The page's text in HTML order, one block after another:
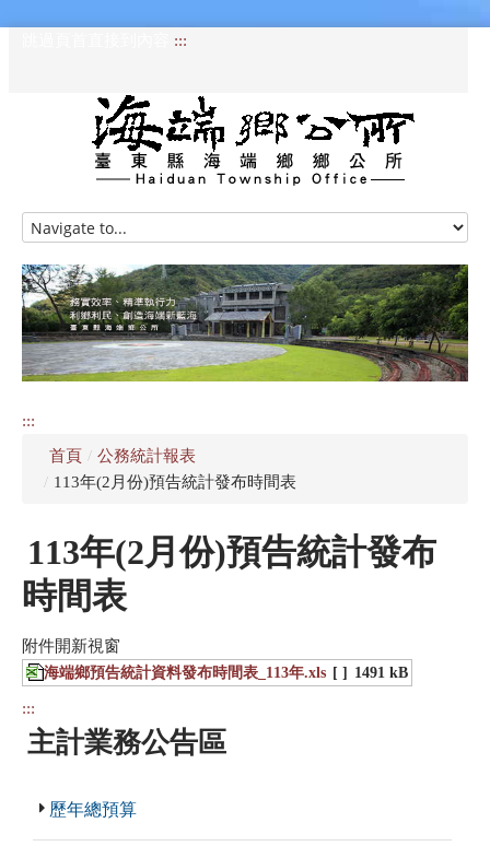
:::
HOME
訊息專區
認識海端
公所介紹
資訊公開專區
:::
首頁 / 公務統計報表
/ 113年(2月份)預告統計發布時間表
113年(2月份)預告統計發布
時間表
附件開新視窗
海端鄉預告統計資料發布時間表_113年.xls [ ] 1491 kB
:::
主計業務公告區
歷年總預算